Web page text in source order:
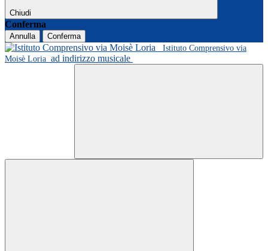
Chiudi
Conferma
Annulla
Conferma
Istituto Comprensivo via
Moisè Loria ad indirizzo musicale